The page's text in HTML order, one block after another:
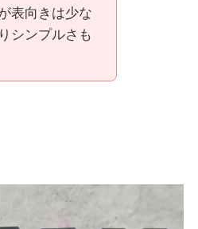
表向きは少な
シンプルさも